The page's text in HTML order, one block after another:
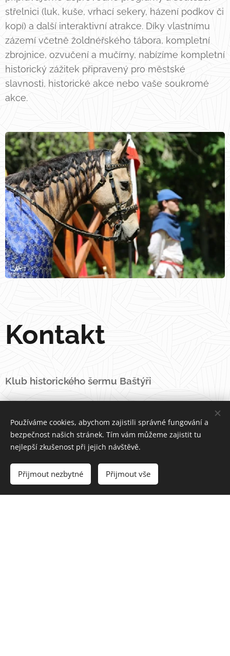
střelnici (luk, kuše, vrhací sekery, házení podkov či
kopí) a další interaktivní atrakce. Díky vlastnímu
zázemí včetně žoldnéřského tábora, kompletní
zbrojnice, ozvučení a mučírny, nabízíme kompletní
historický zážitek připravený pro městské
slavnosti, historické akce nebo vaše soukromé
akce.
Kontakt
Klub historického šermu Baštýři
YMCA Brno
Adresa:Kounicova 3, Brno 602 00
Telefonní číslo:731 192 877 (Richard Lev)
E-mail:bastyri@bastyri.cz
Používáme cookies, abychom zajistili správné fungování a
bezpečnost našich stránek. Tím vám můžeme zajistit tu
nejlepší zkušenost při jejich návštěvě.
Přijmout nezbytné Přijmout vše